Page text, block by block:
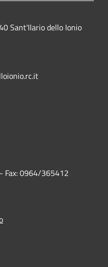
Sant'Ilario dello Ionio
Fax: 0964/365412